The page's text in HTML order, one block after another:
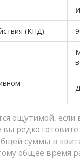
(КПД)
ощутимой,
вы редко
суммы в
общее время